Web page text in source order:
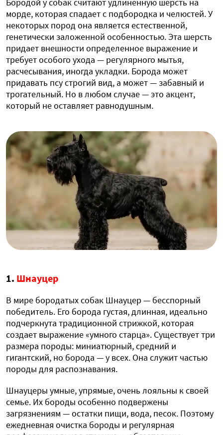
морде, которая спадает с подбородка и челюстей. У
некоторых пород она является естественной,
генетически заложенной особенностью. Эта шерсть
придает внешности определенное выражение и
требует особого ухода — регулярного мытья,
расчесывания, иногда укладки. Борода может
придавать псу строгий вид, а может — забавный и
трогательный. Но в любом случае — это акцент,
который не оставляет равнодушным.
1. Шнауцер
В мире бородатых собак Шнауцер — бесспорный
победитель. Его борода густая, длинная, идеально
подчеркнута традиционной стрижкой, которая
создает выражение «умного старца». Существует три
размера породы: миниатюрный, средний и
гигантский, но борода — у всех. Она служит частью
породы для распознавания.
Шнауцеры умные, упрямые, очень лояльны к своей
семье. Их бороды особенно подвержены
загрязнениям — остатки пищи, вода, песок. Поэтому
ежедневная очистка бороды и регулярная